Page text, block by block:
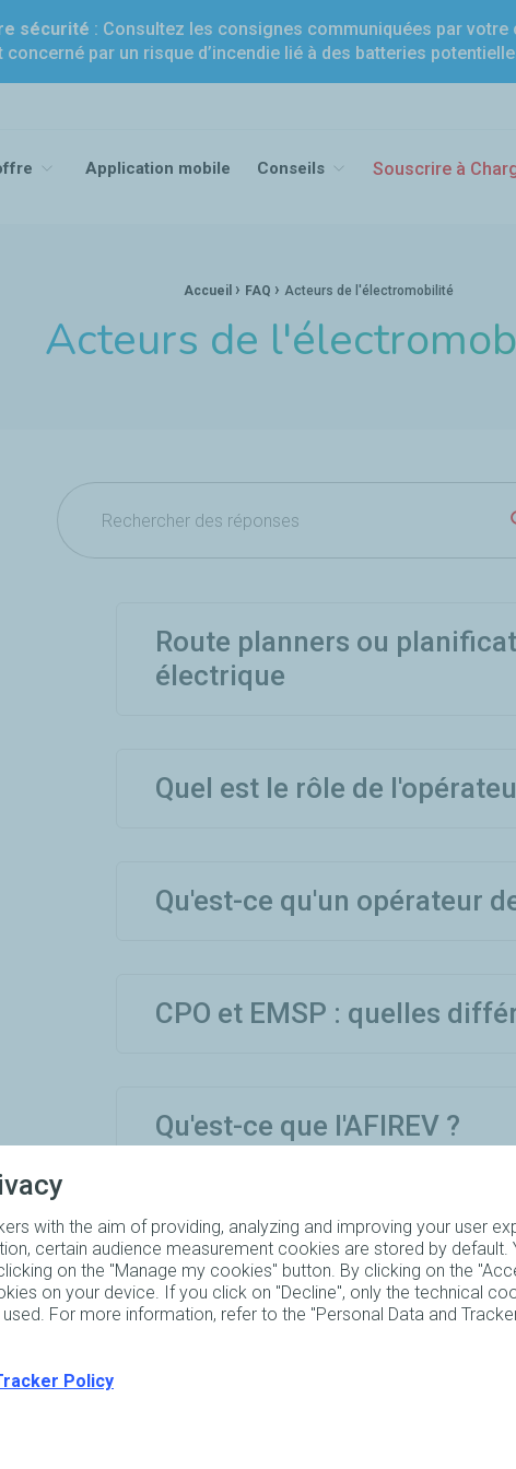
sécurité : Consultez les consignes communiquées par
par un risque d’incendie lié à des batteries
Application mobile Conseils Souscrire à
Accueil › FAQ › Acteurs de l'électromobilité
Acteurs de
Route planners ou
électrique
Quel est le rôle de
Qu'est-ce qu'un opérateur
CPO et EMSP : quelles
Qu'est-ce que l'AFIREV ?
! Vous rêvez de parcourir les
là pour vous accompagner !
with the aim of providing, analyzing and improving your user
certain audience measurement cookies are stored by default.
on the "Manage my cookies" button. By clicking on the
on your device. If you click on "Decline", only the technical
For more information, refer to the "Personal Data and
Policy